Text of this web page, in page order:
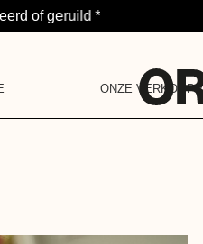
of geruild *
ONZE
LA BARAQUE